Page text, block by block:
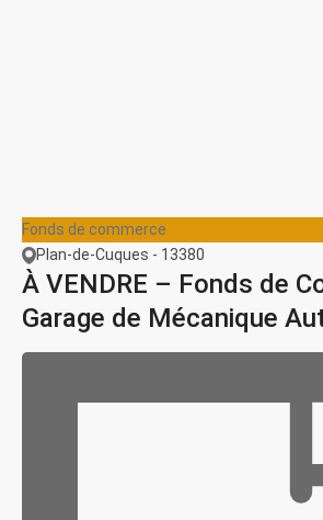
Fonds de commerce
Plan-de-Cuques - 13380
À VENDRE – Fonds de
Garage de Mécanique